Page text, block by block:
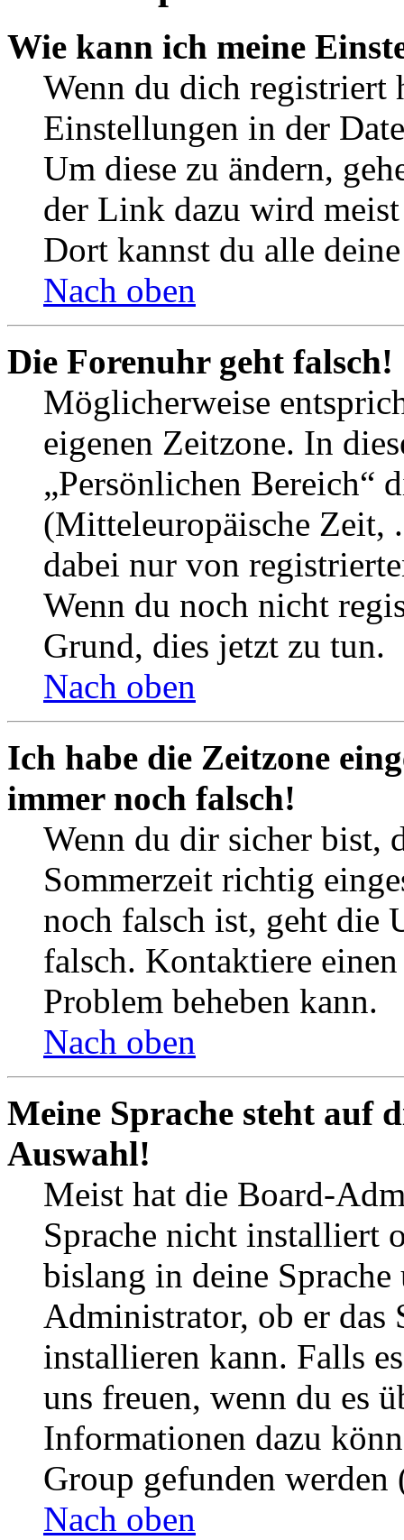
Wie kann ich meine
Wenn du dich registriert
Einstellungen in der
Um diese zu ändern,
der Link dazu wird
Dort kannst du alle
Nach oben
Die Forenuhr geht falsch!
Möglicherweise
eigenen Zeitzone. In
„Persönlichen Bereich“
(Mitteleuropäische Zeit,
dabei nur von
Wenn du noch nicht
Grund, dies jetzt zu tun.
Nach oben
Ich habe die Zeitzone
immer noch falsch!
Wenn du dir sicher bist,
Sommerzeit richtig
noch falsch ist, geht die
falsch. Kontaktiere
Problem beheben kann.
Nach oben
Meine Sprache steht auf
Auswahl!
Meist hat die Board-
Sprache nicht installiert
bislang in deine
Administrator, ob er das
installieren kann. Falls
uns freuen, wenn du es
Informationen dazu
Group gefunden
Nach oben